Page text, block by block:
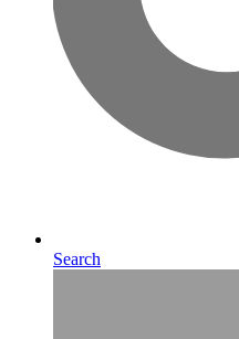
Search